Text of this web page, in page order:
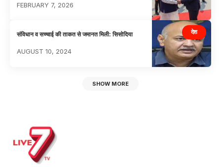
FEBRUARY 7, 2026
देश
संविधान व सच्चाई की ताकत से जमानत मिली: सिसोदिया
AUGUST 10, 2024
SHOW MORE